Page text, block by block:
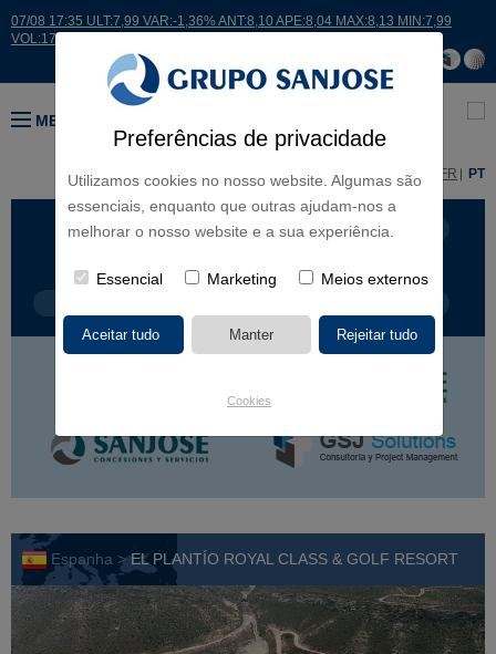
Preferências de privacidade
Utilizamos cookies no nosso website. Algumas são
essenciais, enquanto que outras ajudam-nos a
melhorar o nosso website e a sua experiência.
Essencial Marketing Meios externos
Cookies
07/08 17:35 ULT:7,99 VAR:-1,36% ANT:8,10 APE:8,04 MAX:8,13 MIN:7,99
VOL:17664
MENU
EN FR PT
LINHAS DE NEGÓCIO CONTINENTES
Espanha >EL PLANTÍO ROYAL CLASS & GOLF RESORT